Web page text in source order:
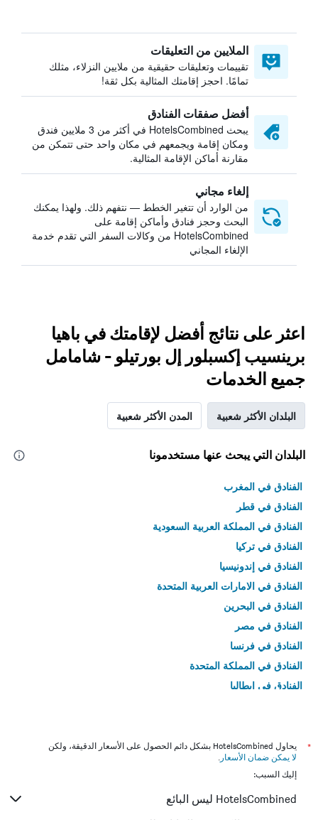
الملايين من التعليقات
تقييمات وتعليقات حقيقية من ملايين النزلاء، مثلك
تمامًا. احجز إقامتك المثالية بكل ثقة!
أفضل صفقات الفنادق
يبحث HotelsCombined في أكثر من 3 ملايين فندق
ومكان إقامة ويجمعهم في مكان واحد حتى تتمكن من
مقارنة أماكن الإقامة المثالية.
إلغاء مجاني
من الوارد أن تتغير الخطط — نتفهم ذلك. ولهذا يمكنك
البحث وحجز فنادق وأماكن إقامة على
HotelsCombined من وكالات السفر التي تقدم خدمة
الإلغاء المجاني
اعثر على نتائج أفضل لإقامتك في باهيا
برينسيب إكسبلور إل بورتيلو - شامامل
جميع الخدمات
البلدان الأكثر شعبية المدن الأكثر شعبية
البلدان التي يبحث عنها مستخدمونا
الفنادق في المغرب
الفنادق في قطر
الفنادق في المملكة العربية السعودية
الفنادق في تركيا
الفنادق في إندونيسيا
الفنادق في الامارات العربية المتحدة
الفنادق في البحرين
الفنادق في مصر
الفنادق في فرنسا
الفنادق في المملكة المتحدة
الفنادق في إيطاليا
*
يحاول HotelsCombined بشكل دائم الحصول على الأسعار الدقيقة، ولكن
لا يمكن ضمان الأسعار .
إليك السبب:
HotelsCombined ليس البائع